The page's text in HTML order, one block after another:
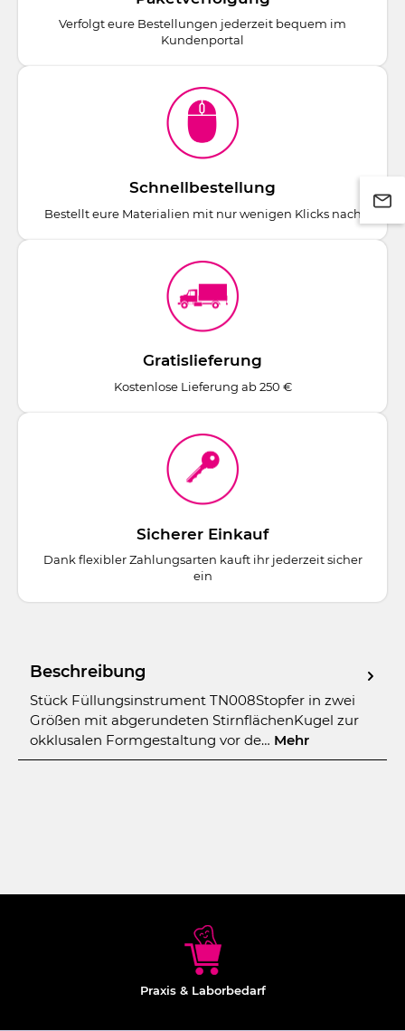
Verfolgt eure Bestellungen jederzeit bequem im
Kundenportal
Schnellbestellung
Bestellt eure Materialien mit nur wenigen Klicks nach
Gratislieferung
Kostenlose Lieferung ab 250 €
Sicherer Einkauf
Dank flexibler Zahlungsarten kauft ihr jederzeit sicher
ein
Beschreibung
Stück Füllungsinstrument TN008Stopfer in zwei
Größen mit abgerundeten StirnflächenKugel zur
okklusalen Formgestaltung vor de… Mehr
Praxis & Laborbedarf